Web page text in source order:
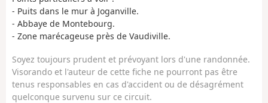
- Puits dans le mur à Joganville.
- Abbaye de Montebourg.
- Zone marécageuse près de Vaudiville.
Soyez toujours prudent et prévoyant lors d'une randonnée.
Visorando et l'auteur de cette fiche ne pourront pas être
tenus responsables en cas d'accident ou de désagrément
quelconque survenu sur ce circuit.